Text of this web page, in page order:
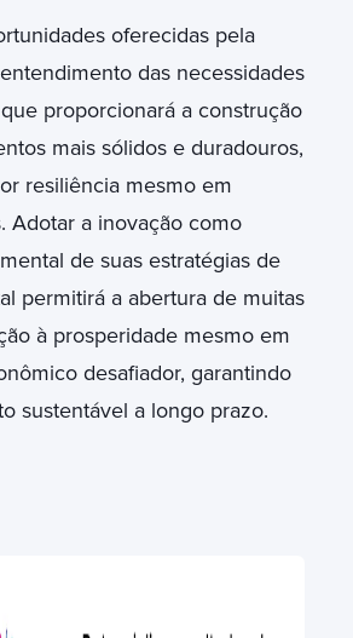
oferecidas pela
das necessidades
proporcionará a construção
mais sólidos e duradouros,
resiliência mesmo em
Adotar a inovação como
de suas estratégias de
permitirá a abertura de muitas
à prosperidade mesmo em
desafiador, garantindo
sustentável a longo prazo.